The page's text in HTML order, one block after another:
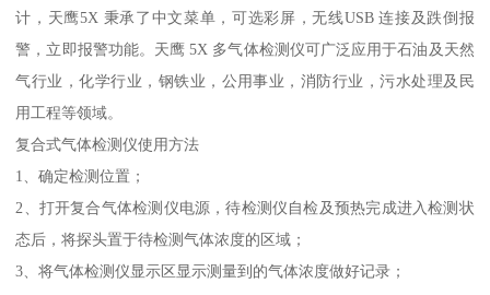
计，天鹰5X 秉承了中文菜单，可选彩屏，无线USB 连接及跌倒报
警，立即报警功能。天鹰 5X 多气体检测仪可广泛应用于石油及天然
气行业，化学行业，钢铁业，公用事业，消防行业，污水处理及民
用工程等领域。
复合式气体检测仪使用方法
1、确定检测位置；
2、打开复合气体检测仪电源，待检测仪自检及预热完成进入检测状
态后，将探头置于待检测气体浓度的区域；
3、将气体检测仪显示区显示测量到的气体浓度做好记录；